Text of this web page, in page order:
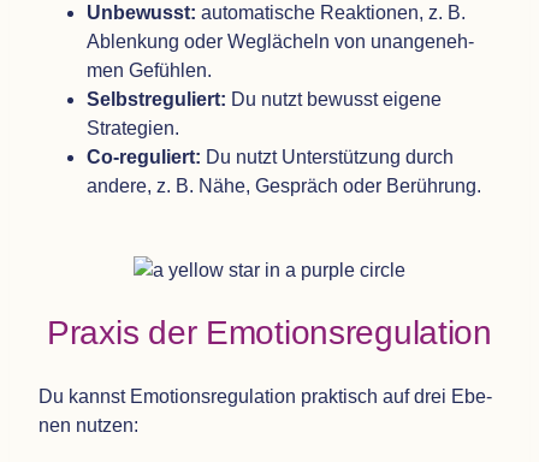
Unbe­wusst: auto­ma­ti­sche Reak­tio­nen, z. B.
Ablen­kung oder Weg­lä­cheln von unan­ge­neh­
men Gefühlen.
Selbst­re­gu­liert: Du nutzt bewusst eigene
Strategien.
Co-regu­liert: Du nutzt Unter­stüt­zung durch
andere, z. B. Nähe, Gespräch oder Berührung.
Pra­xis der Emotionsregulation
Du kannst Emo­ti­ons­re­gu­la­tion prak­tisch auf drei Ebe­
nen nutzen: